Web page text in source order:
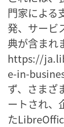
門家による
発、サービ
典が含まれ
https://
e-in-
ず、さまざ
ートされ、
た